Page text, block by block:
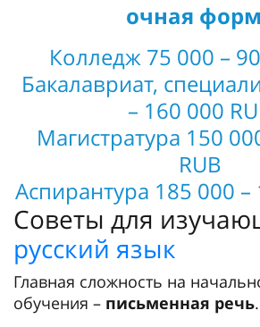
очная
Колледж 75 000 –
Бакалавриат,
– 160 000
Магистратура 150
RUB
Аспирантура 185 000 –
Советы для
русский язык
Главная сложность на
обучения – письменная речь.